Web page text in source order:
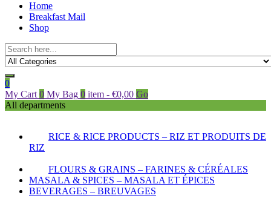
Home
Breakfast Mail
Shop
0
My Cart 0 My Bag 0 item - €0,00 Go
All departments
RICE & RICE PRODUCTS – RIZ ET PRODUITS DE
RIZ
FLOURS & GRAINS – FARINES & CÉRÉALES
MASALA & SPICES – MASALA ET ÉPICES
BEVERAGES – BREUVAGES